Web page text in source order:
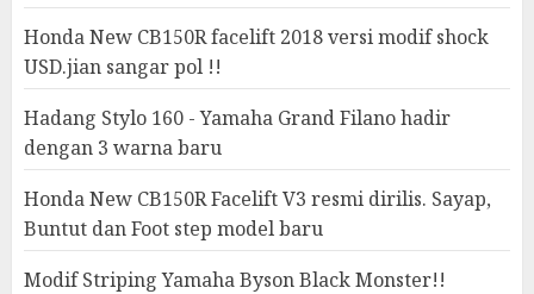
Honda New CB150R facelift 2018 versi modif shock
USD.jian sangar pol !!
Hadang Stylo 160 - Yamaha Grand Filano hadir
dengan 3 warna baru
Honda New CB150R Facelift V3 resmi dirilis. Sayap,
Buntut dan Foot step model baru
Modif Striping Yamaha Byson Black Monster!!